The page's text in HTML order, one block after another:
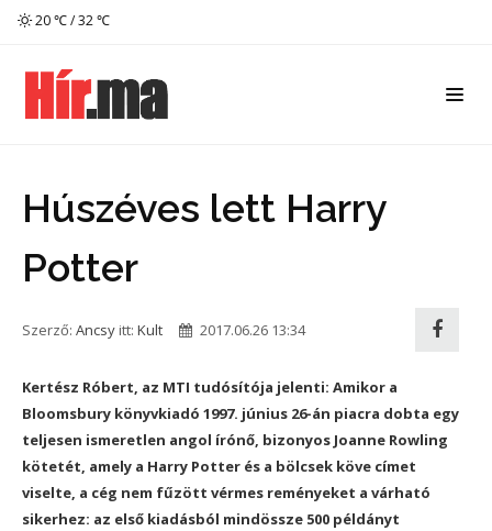
20 ℃ / 32 ℃
Húszéves lett Harry
Potter
Szerző: Ancsy itt: Kult 2017.06.26 13:34
Kertész Róbert, az MTI tudósítója jelenti: Amikor a
Bloomsbury könyvkiadó 1997. június 26-án piacra dobta egy
teljesen ismeretlen angol írónő, bizonyos Joanne Rowling
kötetét, amely a Harry Potter és a bölcsek köve címet
viselte, a cég nem fűzött vérmes reményeket a várható
sikerhez: az első kiadásból mindössze 500 példányt